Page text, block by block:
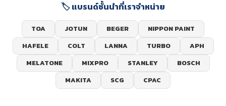
🏷️ แบรนด์ชั้นนำที่เราจำหน่าย
TOA JOTUN BEGER
NIPPON PAINT
HAFELE
COLT LANNA TURBO
APH
MELATONE
MIXPRO STANLEY
BOSCH
MAKITA
SCG CPAC